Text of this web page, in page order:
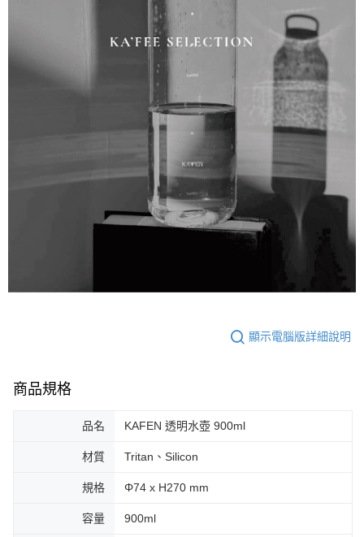
顯示電腦版詳細說明
商品規格
品名 KAFEN 透明水壺 900ml
材質 Tritan、Silicon
規格 Φ74 x H270 mm
容量 900ml